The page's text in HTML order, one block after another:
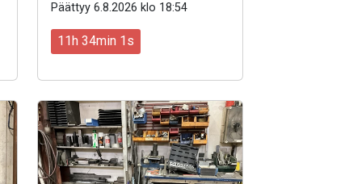
Päättyy 6.8.2026 klo 18:54
11h 33min 59s